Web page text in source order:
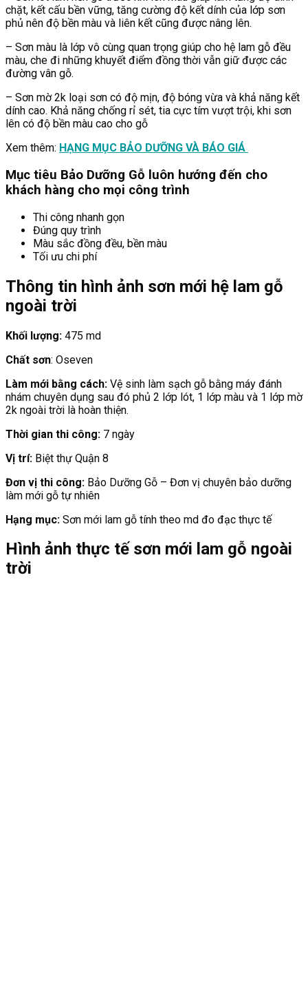
chặt, kết cấu bền vững, tăng cường độ kết dính của lớp sơn
phủ nên độ bền màu và liên kết cũng được nâng lên.
– Sơn màu là lớp vô cùng quan trọng giúp cho hệ lam gỗ đều
màu, che đi những khuyết điểm đồng thời vẫn giữ được các
đường vân gỗ.
– Sơn mờ 2k loại sơn có độ mịn, độ bóng vừa và khả năng kết
dính cao. Khả năng chống rỉ sét, tia cực tím vượt trội, khi sơn
lên có độ bền màu cao cho gỗ
Xem thêm: HẠNG MỤC BẢO DƯỠNG VÀ BÁO GIÁ
Mục tiêu Bảo Dưỡng Gỗ luôn hướng đến cho
khách hàng cho mọi công trình
Thi công nhanh gọn
Đúng quy trình
Màu sắc đồng đều, bền màu
Tối ưu chi phí
Thông tin hình ảnh sơn mới hệ lam gỗ
ngoài trời
Khối lượng: 475 md
Chất sơn: Oseven
Làm mới bằng cách: Vệ sinh làm sạch gỗ bằng máy đánh
nhám chuyên dụng sau đó phủ 2 lớp lót, 1 lớp màu và 1 lớp mờ
2k ngoài trời là hoàn thiện.
Thời gian thi công: 7 ngày
Vị trí: Biệt thự Quận 8
Đơn vị thi công: Bảo Dưỡng Gỗ – Đơn vị chuyên bảo dưỡng
làm mới gỗ tự nhiên
Hạng mục: Sơn mới lam gỗ tính theo md đo đạc thực tế
Hình ảnh thực tế sơn mới lam gỗ ngoài
trời